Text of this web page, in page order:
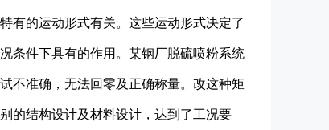
有的运动形式有关。这些运动形式决定了
条件下具有的作用。某钢厂脱硫喷粉系统
不准确，无法回零及正确称量。改这种矩
的结构设计及材料设计，达到了工况要